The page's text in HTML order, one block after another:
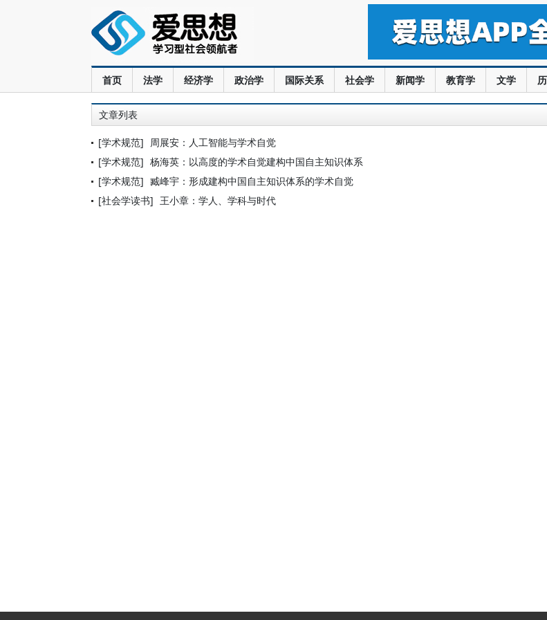
首页 法学 经济学 政治学 国际关系 社会学 新闻学 教育学 文学
文章列表
[学术规范] 周展安：人工智能与学术自觉
[学术规范] 杨海英：以高度的学术自觉建构中国自主知识体系
[学术规范] 臧峰宇：形成建构中国自主知识体系的学术自觉
[社会学读书] 王小章：学人、学科与时代